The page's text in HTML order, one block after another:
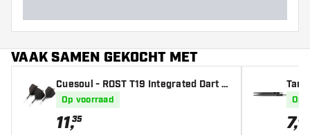
VAAK SAMEN GEKOCHT MET
Cuesoul - ROST T19 Integrated Dart F
lights - Big Wing - Black Clear
Op voorraad
11,35
Op
7,95